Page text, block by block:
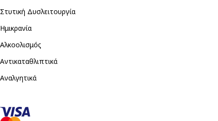
Στυτική Δυσλειτουργία
Ημικρανία
Αλκοολισμός
Αντικαταθλιπτικά
Αναλγητικά